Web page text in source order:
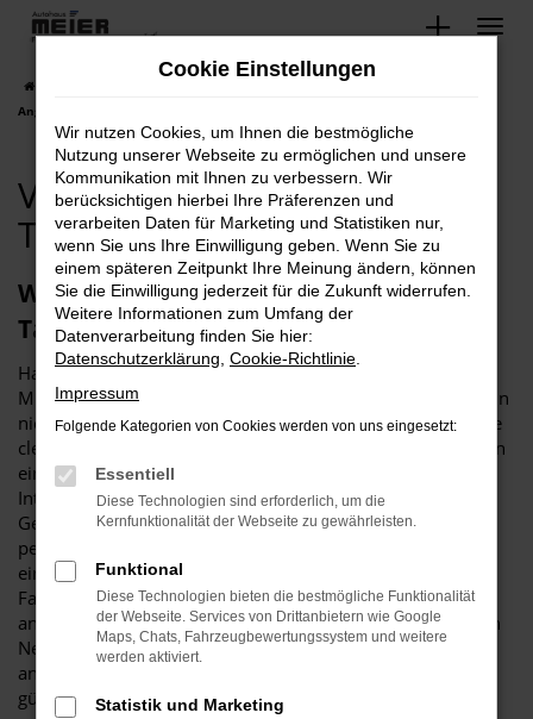
Zum
springen
VW Minden, VW. Unsere Tageszulassung
Angebote!
VW Minden, VW. Unsere
Tageszulassung Angebote!
Wie wäre es mit einer VW
Tageszulassung für Minden?
Haben Sie schon einmal über eine VW Tageszulassung für
Minden nachgedacht? Wir stellen diese Frage bewusst, denn
nicht jede Autokäuferin und jeder Autokäufer kennen diese
clevere Form des Einstiegs in einen Neuwagen. Das Tolle an
einer VW Tageszulassung: wir wenden uns sowohl an
Interessenten für Neuwagen als auch an
Gebrauchtwagenfans und bieten in gewisser Weise die
perfekte Synthese. Doch der Reihe nach, beginnend mit
einer klaren Definition. Eine VW Tageszulassung ist ein
Fahrzeug, das für exakt einen Tag in Minden oder
anderenorts zugelassen wurde. Auf diese Weise verliert ein
Neuwagen seinen Status und darf als Gebrauchtwagen
angeboten werden. Der Vorteil besteht in erheblich
günstigeren Preisen.
Cookie Einstellungen
Wir nutzen Cookies, um Ihnen die bestmögliche
Nutzung unserer Webseite zu ermöglichen und unsere
Kommunikation mit Ihnen zu verbessern. Wir
berücksichtigen hierbei Ihre Präferenzen und
verarbeiten Daten für Marketing und Statistiken nur,
wenn Sie uns Ihre Einwilligung geben. Wenn Sie zu
einem späteren Zeitpunkt Ihre Meinung ändern, können
Sie die Einwilligung jederzeit für die Zukunft widerrufen.
Weitere Informationen zum Umfang der
Datenverarbeitung finden Sie hier:
Datenschutzerklärung Cookie-Richtlinie
Impressum
Folgende Kategorien von Cookies werden von uns eingesetzt:
Essentiell
Diese Technologien sind erforderlich, um die
Kernfunktionalität der Webseite zu gewährleisten.
Funktional
Diese Technologien bieten die bestmögliche Funktionalität
der Webseite. Services von Drittanbietern wie Google
Maps, Chats, Fahrzeugbewertungssystem und weitere
werden aktiviert.
Statistik und Marketing